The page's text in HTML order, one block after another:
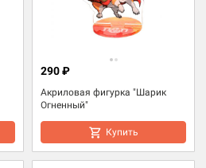
Акриловая фигурка "Шарик
Огненный"
290 ₽
Купить